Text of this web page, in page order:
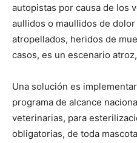
autopistas por causa de los
aullidos o maullidos de
atropellados, heridos de
casos, es un escenario
Una solución es
programa de alcance
veterinarias, para
obligatorias, de toda